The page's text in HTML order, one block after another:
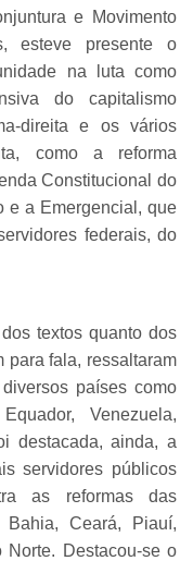
e Movimento
esteve presente o
na luta como
do capitalismo
direita e os vários
como a reforma
Constitucional do
e a Emergencial, que
federais, do
textos quanto dos
para fala, ressaltaram
países como
Venezuela,
destacada, ainda, a
servidores públicos
as reformas das
Bahia, Ceará, Piauí,
Norte. Destacou-se o